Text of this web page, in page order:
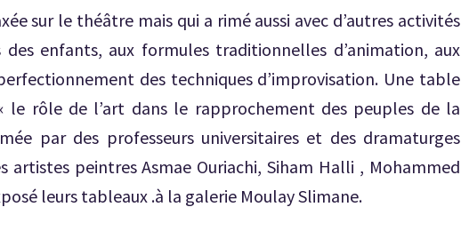
sur le théâtre mais qui a rimé aussi avec d’autres activités
enfants, aux formules traditionnelles d’animation, aux
des techniques d’improvisation. Une table
le rôle de l’art dans le rapprochement des peuples de la
par des professeurs universitaires et des dramaturges
artistes peintres Asmae Ouriachi, Siham Halli , Mohammed
leurs tableaux .à la galerie Moulay Slimane.